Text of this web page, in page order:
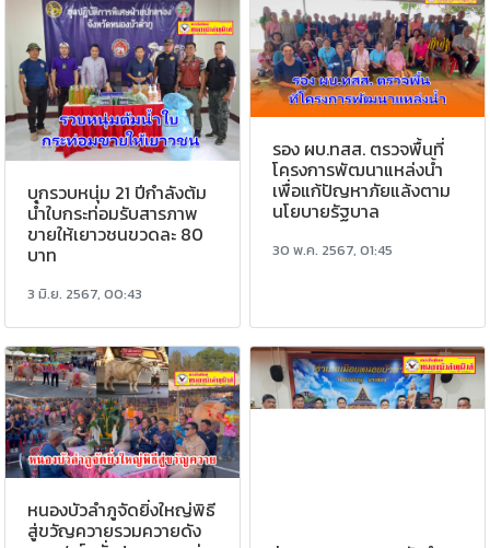
บุกรวบหนุ่ม 21 ปีกำลังต้ม
น้ำใบกระท่อมรับสารภาพ
ขายให้เยาวชนขวดละ 80
บาท
3 มิ.ย. 2567, 00:43
รอง ผบ.ทสส. ตรวจพื้นที่
โครงการพัฒนาแหล่งน้ำ
เพื่อแก้ปัญหาภัยแล้งตาม
นโยบายรัฐบาล
30 พ.ค. 2567, 01:45
หนองบัวลำภูจัดยิ่งใหญ่พิธี
สู่ขวัญควายรวมควายดัง